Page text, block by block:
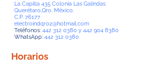
La Capilla 435 Colonia Las Galindas
Querétaro,Qro. México.
C.P. 76177
electroindqro2@hotmail.com
Teléfonos: 442 312 0380 y 442 904 8380
WhatsApp: 442 312 0380
Horarios